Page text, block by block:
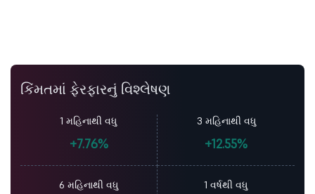
કિંમતમાં ફેરફારનું વિશ્લેષણ
1 મહિનાથી વધુ
+7.76%
3 મહિનાથી વધુ
+12.55%
6 મહિનાથી વધુ 1 વર્ષથી વધુ